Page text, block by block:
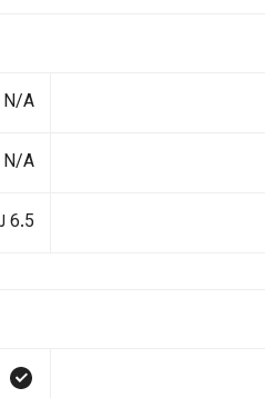
N/A
N/A
6.5 لتر/100 كم